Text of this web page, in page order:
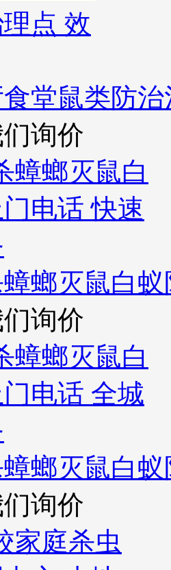
堂鼠类防
询价
螂灭鼠白
询价
螂灭鼠白
询价